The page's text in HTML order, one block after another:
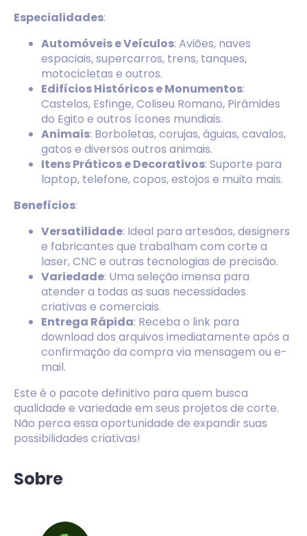
Especialidades:
Automóveis e Veículos: Aviões, naves
espaciais, supercarros, trens, tanques,
motocicletas e outros.
Edifícios Históricos e Monumentos:
Castelos, Esfinge, Coliseu Romano, Pirâmides
do Egito e outros ícones mundiais.
Animais: Borboletas, corujas, águias, cavalos,
gatos e diversos outros animais.
Itens Práticos e Decorativos: Suporte para
laptop, telefone, copos, estojos e muito mais.
Benefícios:
Versatilidade: Ideal para artesãos, designers
e fabricantes que trabalham com corte a
laser, CNC e outras tecnologias de precisão.
Variedade: Uma seleção imensa para
atender a todas as suas necessidades
criativas e comerciais.
Entrega Rápida: Receba o link para
download dos arquivos imediatamente após a
confirmação da compra via mensagem ou e-
mail.
Este é o pacote definitivo para quem busca
qualidade e variedade em seus projetos de corte.
Não perca essa oportunidade de expandir suas
possibilidades criativas!
Sobre